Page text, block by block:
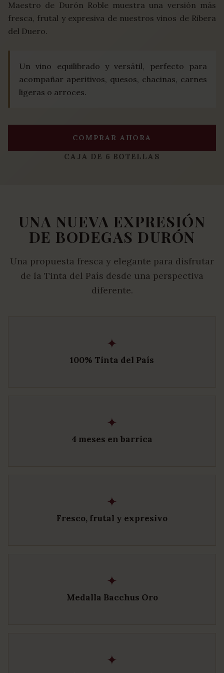
Maestro de Durón Roble muestra una versión más
fresca, frutal y expresiva de nuestros vinos de Ribera
del Duero.
Un vino equilibrado y versátil, perfecto para
acompañar aperitivos, quesos, chacinas, carnes
ligeras o arroces.
COMPRAR AHORA
CAJA DE 6 BOTELLAS
UNA NUEVA EXPRESIÓN
DE BODEGAS DURÓN
Una propuesta fresca y elegante para disfrutar
de la Tinta del País desde una perspectiva
diferente.
✦
100% Tinta del País
✦
4 meses en barrica
✦
Fresco, frutal y expresivo
✦
Medalla Bacchus Oro
✦